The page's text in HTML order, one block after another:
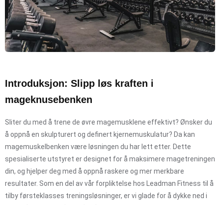
Introduksjon: Slipp løs kraften i
mageknusebenken
Sliter du med å trene de øvre magemusklene effektivt? Ønsker du
å oppnå en skulpturert og definert kjernemuskulatur? Da kan
magemuskelbenken være løsningen du har lett etter. Dette
spesialiserte utstyret er designet for å maksimere magetreningen
din, og hjelper deg med å oppnå raskere og mer merkbare
resultater. Som en del av vår forpliktelse hos Leadman Fitness til å
tilby førsteklasses treningsløsninger, er vi glade for å dykke ned i